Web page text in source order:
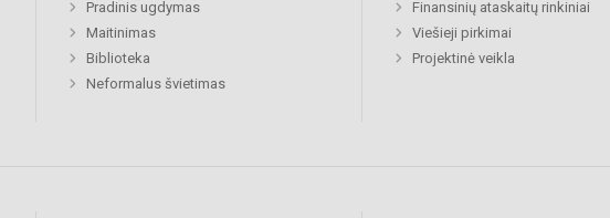
Pradinis ugdymas
Maitinimas
Biblioteka
Neformalus švietimas
Finansinių ataskaitų rinkiniai
Viešieji pirkimai
Projektinė veikla